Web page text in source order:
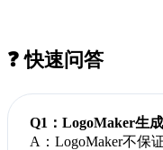
❓ 快速问答
Q1：LogoMaker生
A：LogoMaker不保